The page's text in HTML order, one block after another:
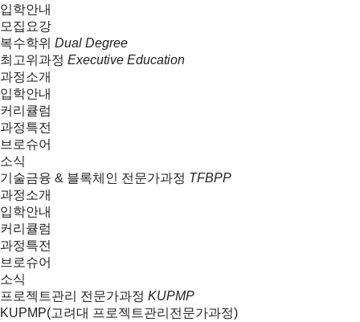
입학안내
모집요강
복수학위 Dual Degree
최고위과정 Executive Education
과정소개
입학안내
커리큘럼
과정특전
브로슈어
소식
기술금융 & 블록체인 전문가과정 TFBPP
과정소개
입학안내
커리큘럼
과정특전
브로슈어
소식
프로젝트관리 전문가과정 KUPMP
KUPMP(고려대 프로젝트관리전문가과정)